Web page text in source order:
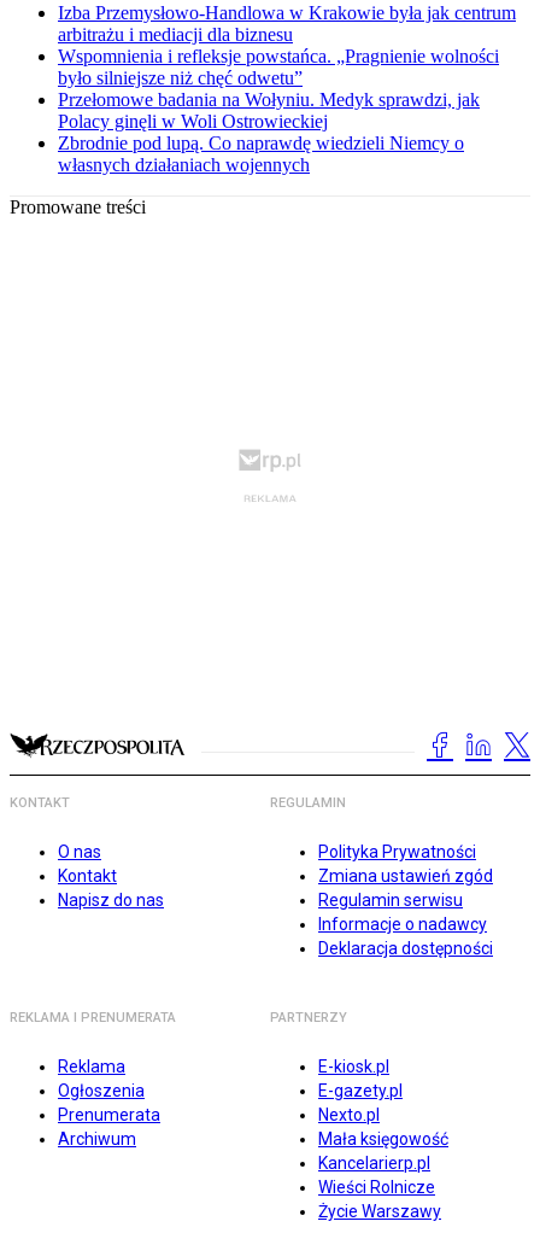
Izba Przemysłowo-Handlowa w Krakowie była jak centrum
arbitrażu i mediacji dla biznesu
Wspomnienia i refleksje powstańca. „Pragnienie wolności
było silniejsze niż chęć odwetu”
Przełomowe badania na Wołyniu. Medyk sprawdzi, jak
Polacy ginęli w Woli Ostrowieckiej
Zbrodnie pod lupą. Co naprawdę wiedzieli Niemcy o
własnych działaniach wojennych
Promowane treści
KONTAKT
O nas
Kontakt
Napisz do nas
REGULAMIN
Polityka Prywatności
Zmiana ustawień zgód
Regulamin serwisu
Informacje o nadawcy
Deklaracja dostępności
REKLAMA I PRENUMERATA
Reklama
Ogłoszenia
Prenumerata
Archiwum
PARTNERZY
E-kiosk.pl
E-gazety.pl
Nexto.pl
Mała księgowość
Kancelarierp.pl
Wieści Rolnicze
Życie Warszawy